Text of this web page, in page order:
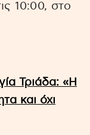
10:00, στο
Τριάδα: «Η
και όχι